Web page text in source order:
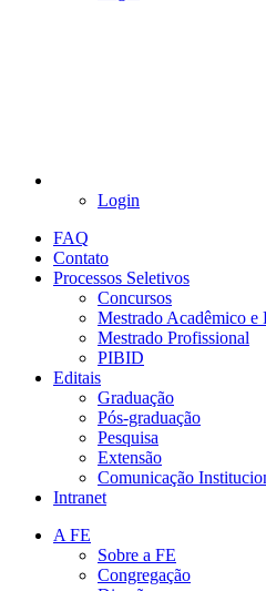
Login
FAQ
Contato
Processos Seletivos
Concursos
Mestrado Acadêmico e
Mestrado Profissional
PIBID
Editais
Graduação
Pós-graduação
Pesquisa
Extensão
Comunicação
Intranet
A FE
Sobre a FE
Congregação